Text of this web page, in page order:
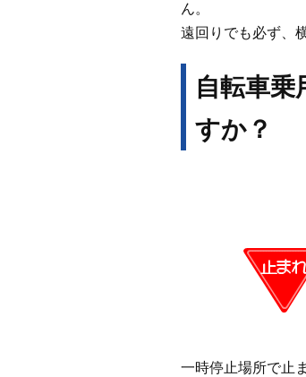
ん。
遠回りでも必ず、
自転車
すか？
一時停止場所で止